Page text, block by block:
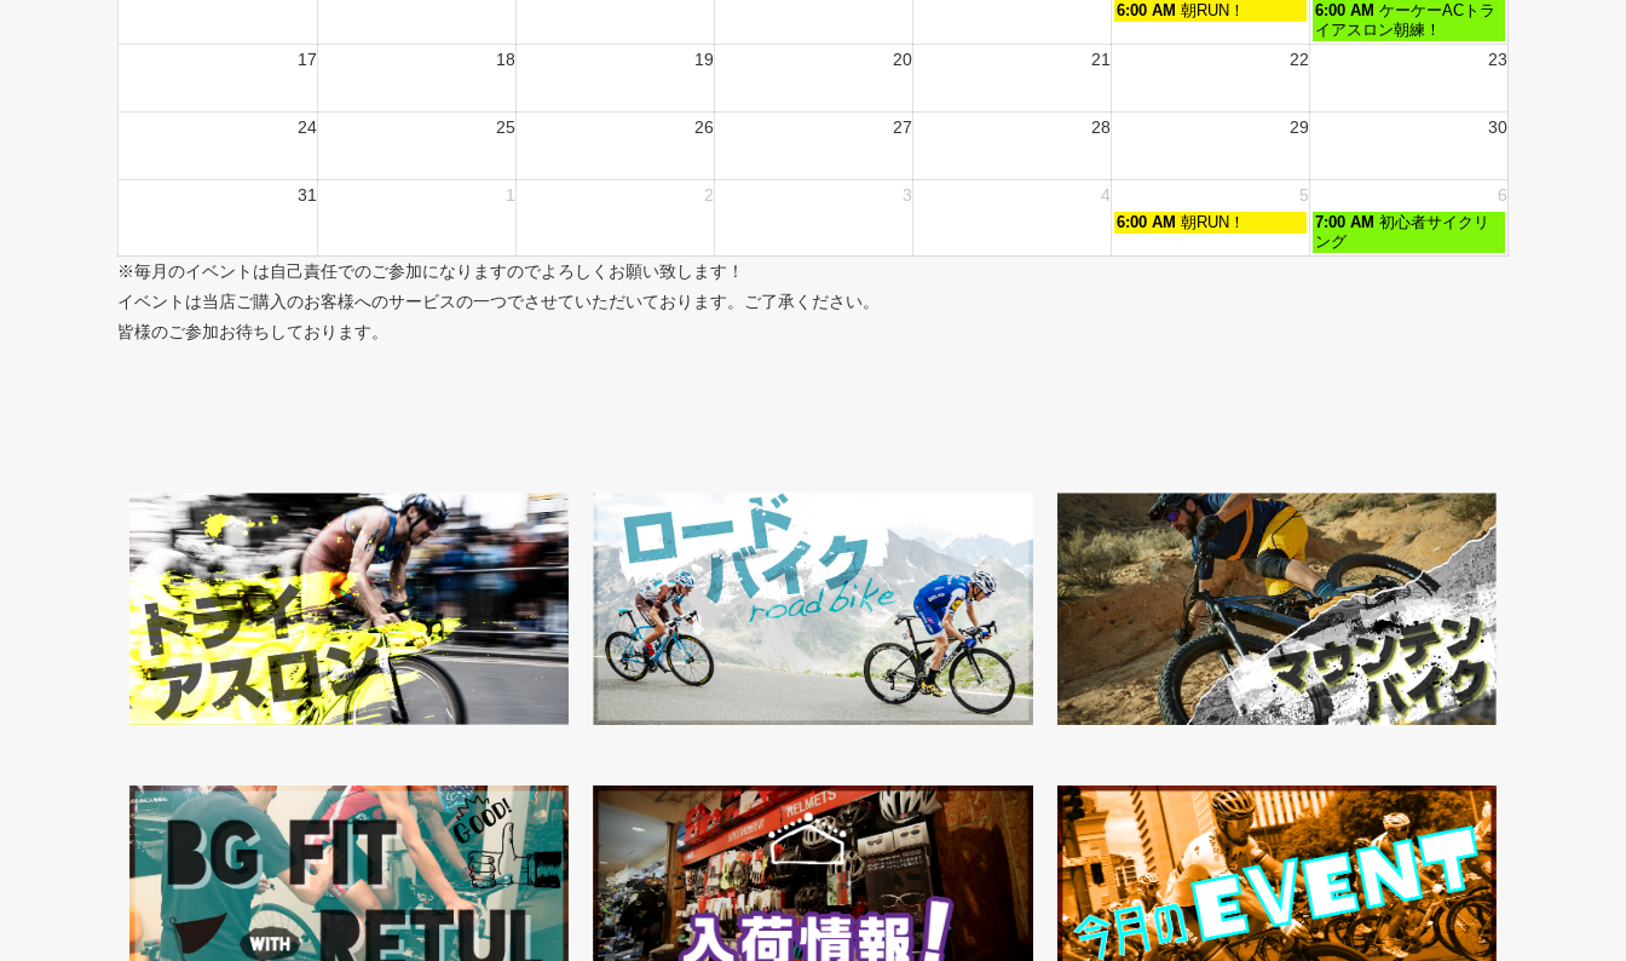
6:00 AM 朝RUN！ 6:00 AM ケーケーACトラ
イアスロン朝練！
17 18 19 20 21 22 23
24 25 26 27 28 29 30
31 1 2 3 4 5 6
6:00 AM 朝RUN！ 7:00 AM 初心者サイクリ
ング
※毎月のイベントは自己責任でのご参加になりますのでよろしくお願い致します！
イベントは当店ご購入のお客様へのサービスの一つでさせていただいております。ご了承ください。
皆様のご参加お待ちしております。